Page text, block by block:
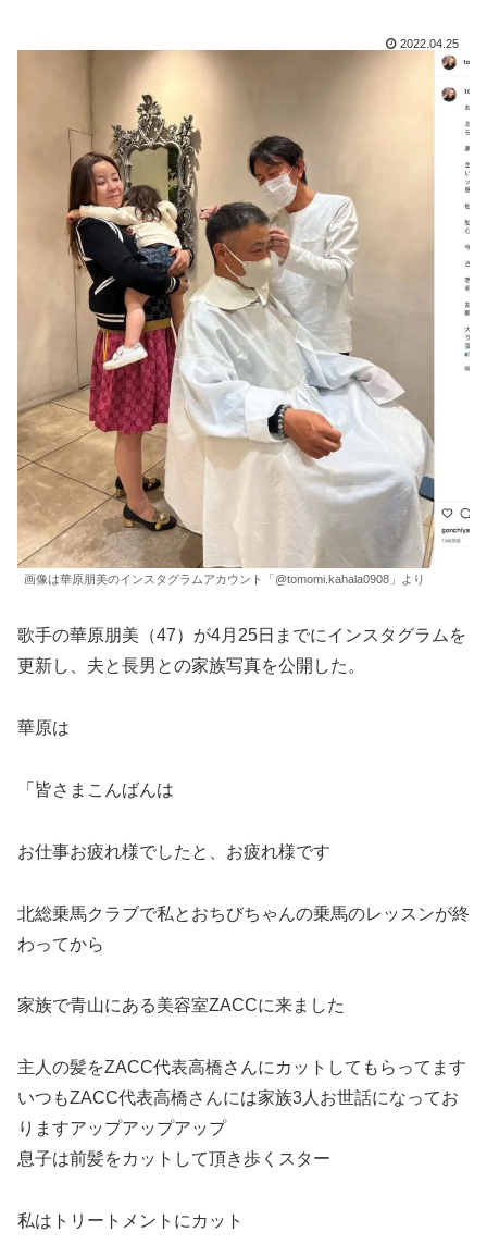
2022.04.25
画像は華原朋美のインスタグラムアカウント「@tomomi.kahala0908」より
歌手の華原朋美（47）が4月25日までにインスタグラムを
更新し、夫と長男との家族写真を公開した。
華原は
「皆さまこんばんは
お仕事お疲れ様でしたと、お疲れ様です
北総乗馬クラブで私とおちびちゃんの乗馬のレッスンが終
わってから
家族で青山にある美容室ZACCに来ました
主人の髪をZACC代表高橋さんにカットしてもらってます
いつもZACC代表高橋さんには家族3人お世話になってお
りますアップアップアップ
息子は前髪をカットして頂き歩くスター
私はトリートメントにカット